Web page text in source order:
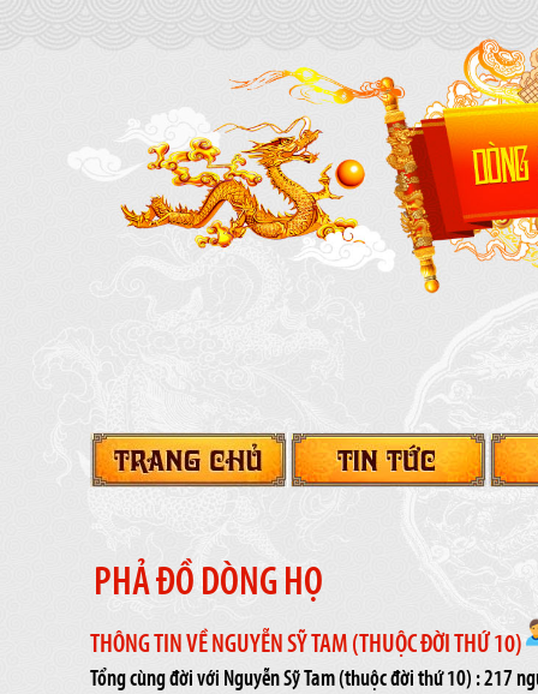
PHẢ ĐỒ DÒNG HỌ
THÔNG TIN VỀ NGUYỄN SỸ TAM (THUỘC ĐỜI THỨ 10)
Tổng cùng đời với Nguyễn Sỹ Tam (thuộc đời thứ 10) : 217